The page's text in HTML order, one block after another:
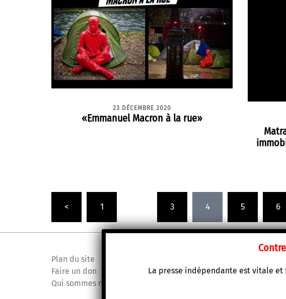
23 DÉCEMBRE 2020
«Emmanuel Macron à la rue»
des
publications
< 1 3 4 5 6
Plan du site
Faire un don
Qui sommes nous ?
La presse indépendante est vitale et